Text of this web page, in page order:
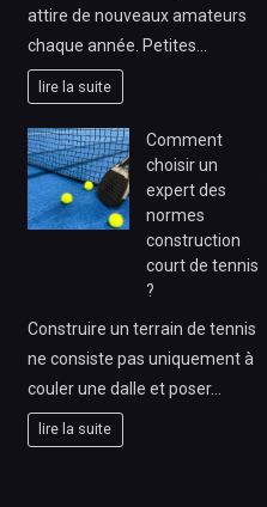
attire de nouveaux amateurs
chaque année. Petites…
lire la suite
Comment
choisir un
expert des
normes
construction
court de tennis
?
Construire un terrain de tennis
ne consiste pas uniquement à
couler une dalle et poser…
lire la suite